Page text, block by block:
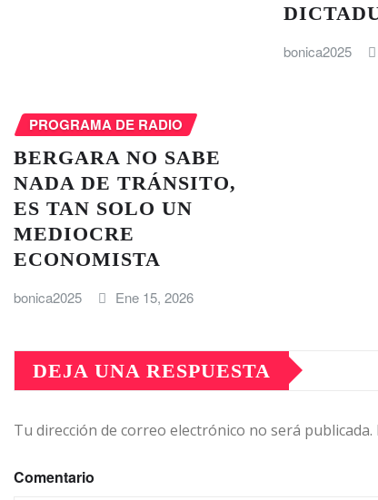
bonica2025
PROGRAMA DE RADIO
BERGARA NO SABE
NADA DE TRÁNSITO,
ES TAN SOLO UN
MEDIOCRE
ECONOMISTA
bonica2025 Ene 15, 2026
DEJA UNA RESPUESTA
Tu dirección de correo electrónico no será publicada.
Comentario